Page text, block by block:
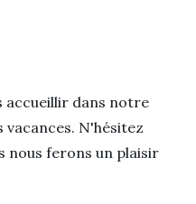
accueillir dans notre
vacances. N'hésitez
nous ferons un plaisir